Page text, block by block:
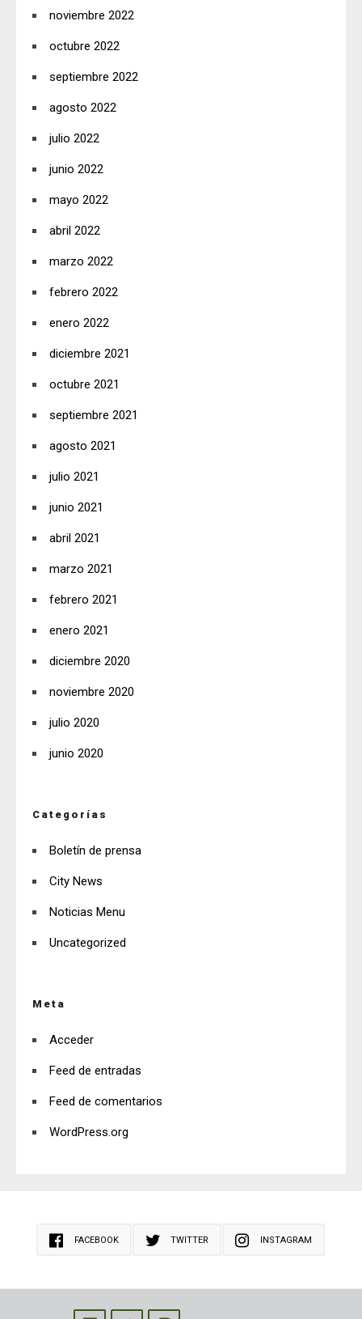
noviembre 2022
octubre 2022
septiembre 2022
agosto 2022
julio 2022
junio 2022
mayo 2022
abril 2022
marzo 2022
febrero 2022
enero 2022
diciembre 2021
octubre 2021
septiembre 2021
agosto 2021
julio 2021
junio 2021
abril 2021
marzo 2021
febrero 2021
enero 2021
diciembre 2020
noviembre 2020
julio 2020
junio 2020
Categorías
Boletín de prensa
City News
Noticias Menu
Uncategorized
Meta
Acceder
Feed de entradas
Feed de comentarios
WordPress.org
FACEBOOK TWITTER INSTAGRAM